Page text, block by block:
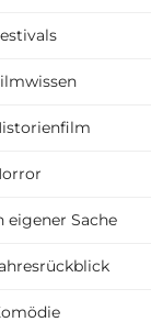
eigener Sache